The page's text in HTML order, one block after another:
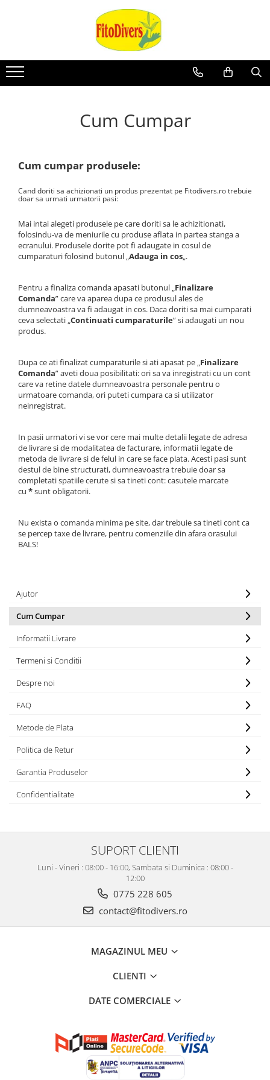
Cum Cumpar
Cum cumpar produsele:
Cand doriti sa achizionati un produs prezentat pe Fitodivers.ro trebuie
doar sa urmati urmatorii pasi:
Mai intai alegeti produsele pe care doriti sa le achizitionati,
folosindu-va de meniurile cu produse aflata in partea stanga a
ecranului. Produsele dorite pot fi adaugate in cosul de
cumparaturi folosind butonul „Adauga in cos„.
Pentru a finaliza comanda apasati butonul „Finalizare
Comanda” care va aparea dupa ce produsul ales de
dumneavoastra va fi adaugat in cos. Daca doriti sa mai cumparati
ceva selectati „Continuati cumparaturile” si adaugati un nou
produs.
Dupa ce ati finalizat cumparaturile si ati apasat pe „Finalizare
Comanda” aveti doua posibilitati: ori sa va inregistrati cu un cont
care va retine datele dumneavoastra personale pentru o
urmatoare comanda, ori puteti cumpara ca si utilizator
neinregistrat.
In pasii urmatori vi se vor cere mai multe detalii legate de adresa
de livrare si de modalitatea de facturare, informatii legate de
metoda de livrare si de felul in care se face plata. Acesti pasi sunt
destul de bine structurati, dumneavoastra trebuie doar sa
completati spatiile cerute si sa tineti cont: casutele marcate
cu *sunt obligatorii.
Nu exista o comanda minima pe site, dar trebuie sa tineti cont ca
se percep taxe de livrare, pentru comenziile din afara orasului
BALS!
Ajutor
Cum Cumpar
Informatii Livrare
Termeni si Conditii
Despre noi
FAQ
Metode de Plata
Politica de Retur
Garantia Produselor
Confidentialitate
SUPORT CLIENTI
Luni - Vineri : 08:00 - 16:00, Sambata si Duminica : 08:00 -
12:00
0775 228 605
contact@fitodivers.ro
MAGAZINUL MEU
CLIENTI
DATE COMERCIALE